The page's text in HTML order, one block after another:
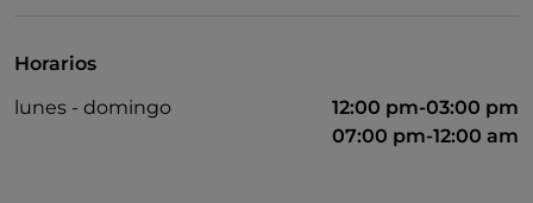
Horarios
lunes - domingo
12:00 pm-03:00 pm
07:00 pm-12:00 am